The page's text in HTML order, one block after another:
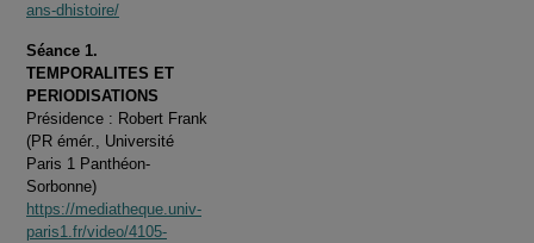
ans-dhistoire/
Séance 1.
TEMPORALITES ET
PERIODISATIONS
Présidence : Robert Frank
(PR émér., Université
Paris 1 Panthéon-
Sorbonne)
https://mediatheque.univ-
paris1.fr/video/4105-